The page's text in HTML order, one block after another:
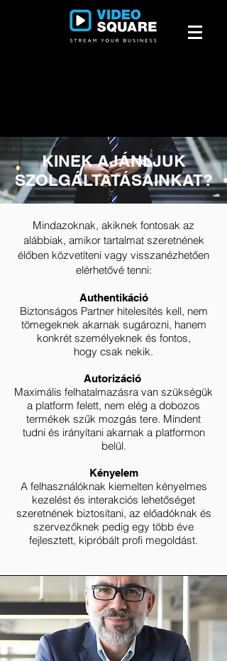
KINEK AJÁNLJUK
SZOLGÁLTATÁSAINKAT?
Mindazoknak, akiknek fontosak az
alábbiak, amikor tartalmat szeretnének
élőben közvetíteni vagy visszanézhetően
elérhetővé tenni:
Authentikáció
Biztonságos Partner hitelesítés kell, nem
tömegeknek akarnak sugározni, hanem
konkrét személyeknek és fontos,
hogy csak nekik.
Autorizáció
Maximális felhatalmazásra van szükségük
a platform felett, nem elég a dobozos
termékek szűk mozgás tere. Mindent
tudni és irányítani akarnak a platformon
belül.
Kényelem
A felhasználóknak kiemelten kényelmes
kezelést és interakciós lehetőséget
szeretnének biztosítani, az előadóknak és
szervezőknek pedig egy több éve
fejlesztett, kipróbált profi megoldást.